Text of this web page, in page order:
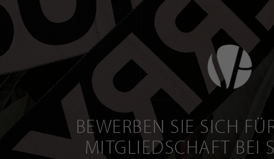
BEWERBEN SIE SICH
MITGLIEDSCHAFT BEI